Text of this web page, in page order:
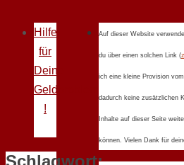
Hilfe
für
Deine
Geldprobleme
!
Schlagwort:
Auf dieser Website
du über einen solchen Link (
ich eine kleine Provision
dadurch keine zusätzlichen
Inhalte auf dieser Seite
können. Vielen Dank für